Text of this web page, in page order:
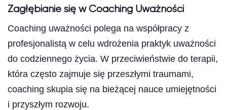
Zagłębianie się w Coaching Uważności
Coaching uważności polega na współpracy z
profesjonalistą w celu wdrożenia praktyk uważności
do codziennego życia. W przeciwieństwie do terapii,
która często zajmuje się przeszłymi traumami,
coaching skupia się na bieżącej nauce umiejętności
i przyszłym rozwoju.